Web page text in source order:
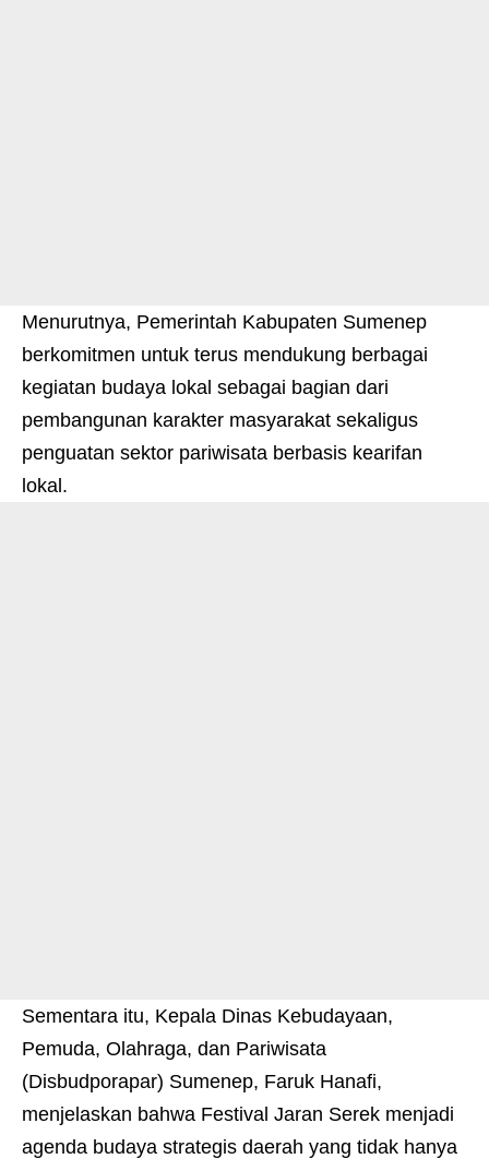
Menurutnya, Pemerintah Kabupaten Sumenep
berkomitmen untuk terus mendukung berbagai
kegiatan budaya lokal sebagai bagian dari
pembangunan karakter masyarakat sekaligus
penguatan sektor pariwisata berbasis kearifan
lokal.
Sementara itu, Kepala Dinas Kebudayaan,
Pemuda, Olahraga, dan Pariwisata
(Disbudporapar) Sumenep, Faruk Hanafi,
menjelaskan bahwa Festival Jaran Serek menjadi
agenda budaya strategis daerah yang tidak hanya